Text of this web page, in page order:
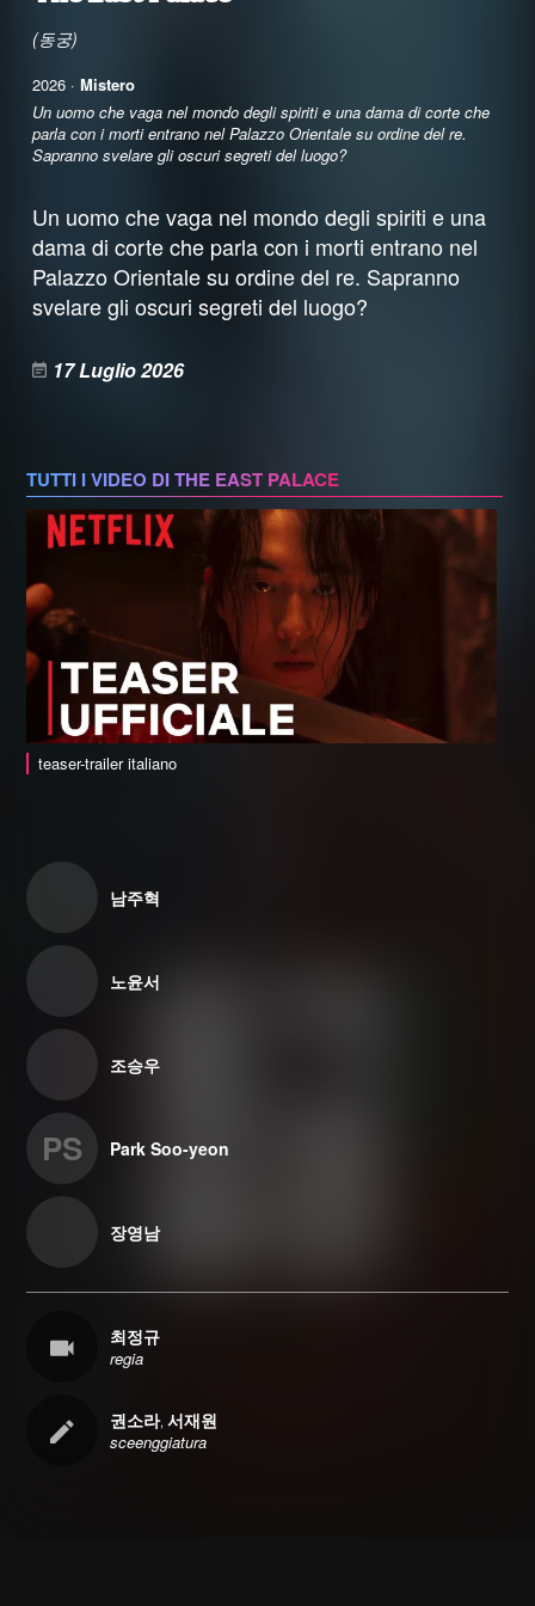
(동궁)
2026 · Mistero
Un uomo che vaga nel mondo degli spiriti e una dama di corte che
parla con i morti entrano nel Palazzo Orientale su ordine del re.
Sapranno svelare gli oscuri segreti del luogo?
Un uomo che vaga nel mondo degli spiriti e una
dama di corte che parla con i morti entrano nel
Palazzo Orientale su ordine del re. Sapranno
svelare gli oscuri segreti del luogo?
17 Luglio 2026
TUTTI I VIDEO DI THE EAST PALACE
teaser-trailer italiano
남주혁
노윤서
조승우
PS Park Soo-yeon
장영남
최정규
regia
권소라,서재원
sceenggiatura